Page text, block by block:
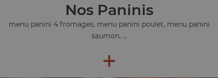
Nos Paninis
menu panini 4 fromages, menu panini poulet, menu panini
saumon, ...
+